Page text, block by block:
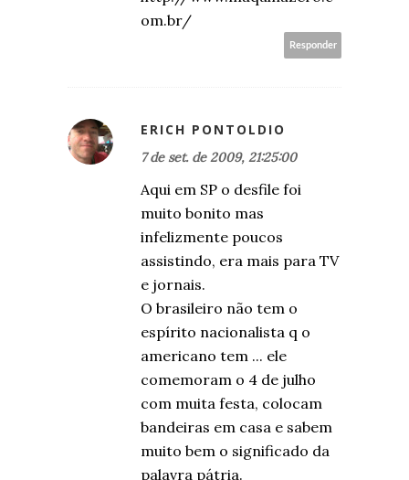
om.br/
Responder
ERICH PONTOLDIO
7 de set. de 2009, 21:25:00
Aqui em SP o desfile foi
muito bonito mas
infelizmente poucos
assistindo, era mais para TV
e jornais.
O brasileiro não tem o
espírito nacionalista q o
americano tem ... ele
comemoram o 4 de julho
com muita festa, colocam
bandeiras em casa e sabem
muito bem o significado da
palavra pátria.